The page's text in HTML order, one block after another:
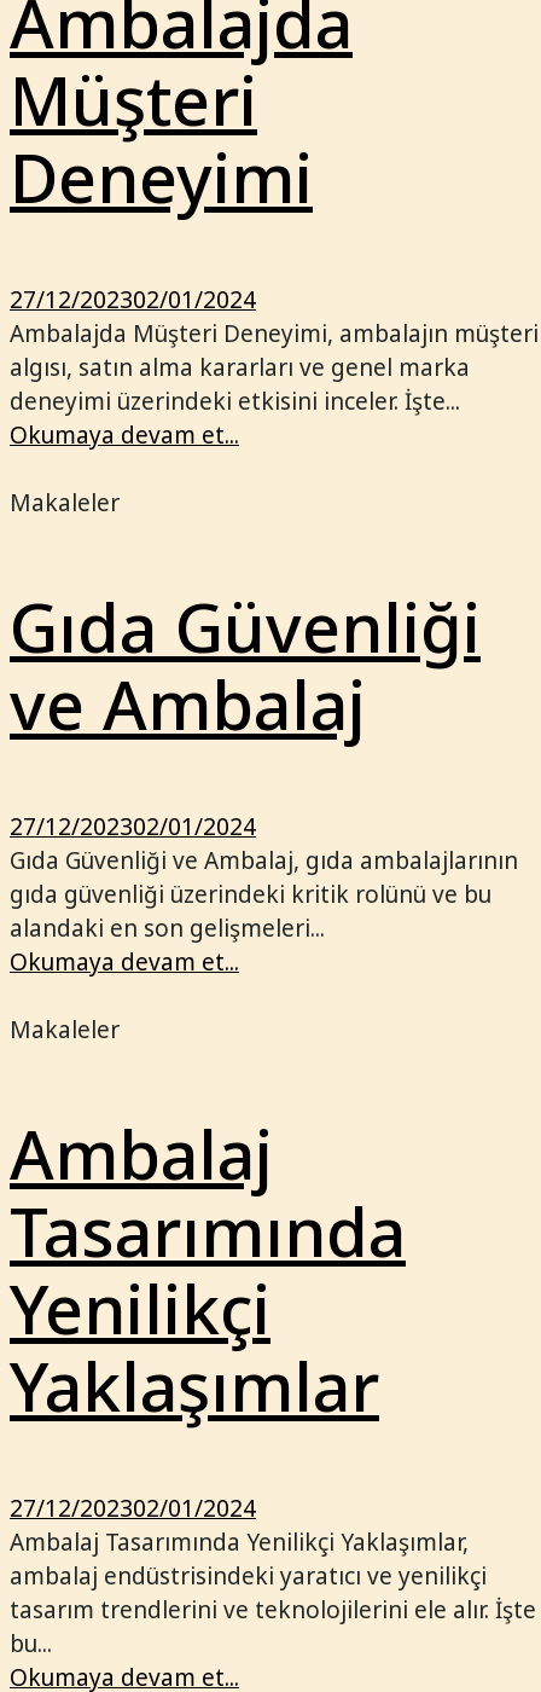
Ambalajda
Müşteri
Deneyimi
27/12/202302/01/2024
Ambalajda Müşteri Deneyimi, ambalajın müşteri
algısı, satın alma kararları ve genel marka
deneyimi üzerindeki etkisini inceler. İşte...
Okumaya devam et...
Makaleler
Gıda Güvenliği
ve Ambalaj
27/12/202302/01/2024
Gıda Güvenliği ve Ambalaj, gıda ambalajlarının
gıda güvenliği üzerindeki kritik rolünü ve bu
alandaki en son gelişmeleri...
Okumaya devam et...
Makaleler
Ambalaj
Tasarımında
Yenilikçi
Yaklaşımlar
27/12/202302/01/2024
Ambalaj Tasarımında Yenilikçi Yaklaşımlar,
ambalaj endüstrisindeki yaratıcı ve yenilikçi
tasarım trendlerini ve teknolojilerini ele alır. İşte
bu...
Okumaya devam et...